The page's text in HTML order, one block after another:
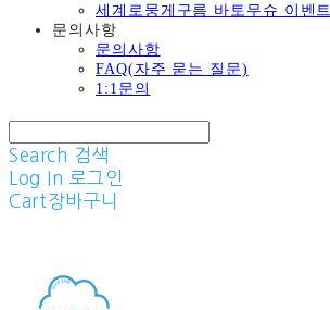
세계로뭉게구름 바토무슈 이벤트
문의사항
문의사항
FAQ(자주 묻는 질문)
1:1문의
Search 검색
Log In 로그인
Cart장바구니